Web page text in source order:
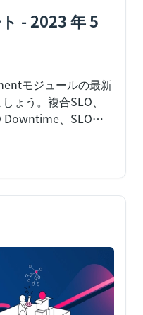
- 2023 年 5
モジュールの最新
ょう。複合SLO、
Downtime、SLO
。